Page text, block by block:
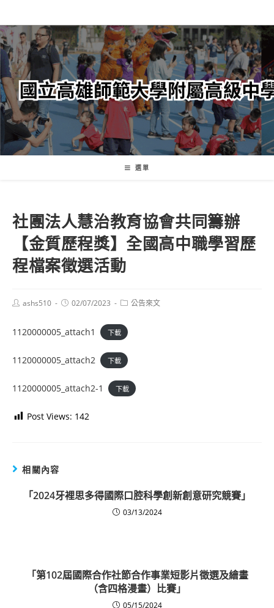
轉
至
主
內
容
選單
社團法人慧治教育協會共同籌辦
【金質歷程獎】全國高中職學習歷
程檔案徵選活動
Postashs510
Post02/07/2023
Post公告來文
1120000005_attach1 下載
1120000005_attach2 下載
1120000005_attach2-1 下載
Post Views: 142
相關內容
「2024牙裡思多得國際口腔科學創新創意研究競賽」
03/13/2024
「第102屆國際合作社節合作事業短影片徵選及繪畫
（含四格漫畫）比賽」
05/15/2024